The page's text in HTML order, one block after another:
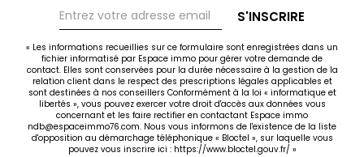
S'INSCRIRE
« Les informations recueillies sur ce formulaire sont enregistrées dans un
fichier informatisé par Espace immo pour gérer votre demande de
contact. Elles sont conservées pour la durée nécessaire à la gestion de la
relation client dans le respect des prescriptions légales applicables et
sont destinées à nos conseillers Conformément à la loi « informatique et
libertés », vous pouvez exercer votre droit d'accès aux données vous
concernant et les faire rectifier en contactant Espace immo
ndb@espaceimmo76.com. Nous vous informons de l'existence de la liste
d'opposition au démarchage téléphonique « Bloctel », sur laquelle vous
pouvez vous inscrire ici : https://www.bloctel.gouv.fr/ »